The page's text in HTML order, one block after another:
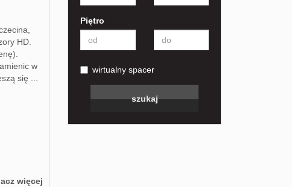
HD.
w
się ...
więcej
Piętro
wirtualny spacer